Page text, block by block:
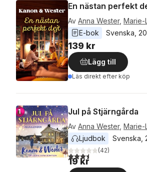
En nästan perfekt
Av Anna Wester, Marie-
E-bok
Svenska
139 kr
Lägg till
Läs direkt efter köp
Jul på Stjärngårda
Av Anna Wester, Marie-
Ljudbok
Svenska
3,5utav 5 stjärnor. Totalt
(42)
19 kr